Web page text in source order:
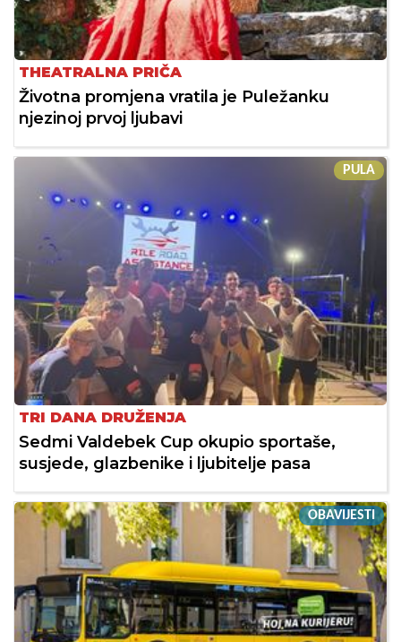
THEATRALNA PRIČA
Životna promjena vratila je Puležanku
njezinoj prvoj ljubavi
PULA
TRI DANA DRUŽENJA
Sedmi Valdebek Cup okupio sportaše,
susjede, glazbenike i ljubitelje pasa
OBAVIJESTI